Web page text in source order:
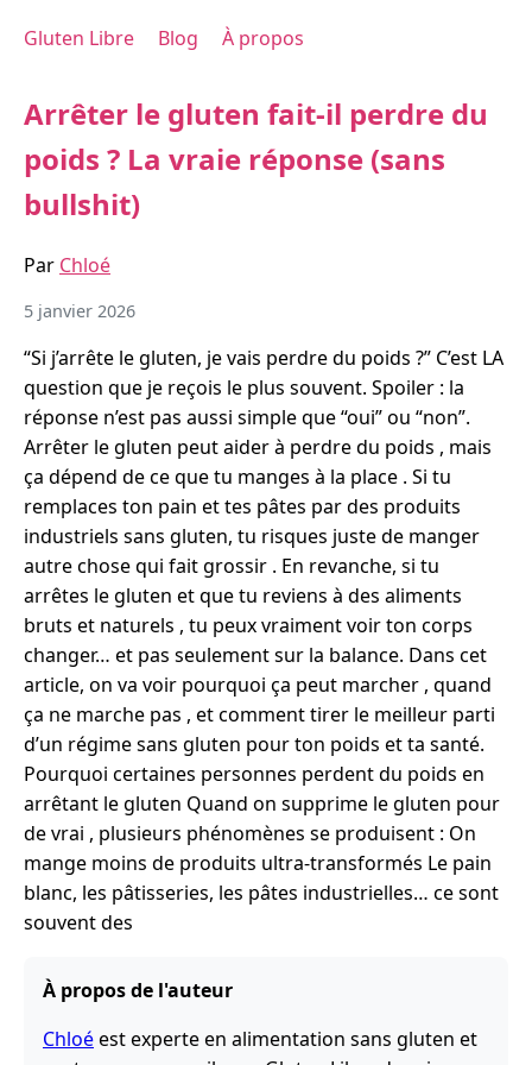
Gluten Libre Blog À propos
Arrêter le gluten fait-il perdre du
poids ? La vraie réponse (sans
bullshit)
Par Chloé
5 janvier 2026
“Si j’arrête le gluten, je vais perdre du poids ?” C’est LA
question que je reçois le plus souvent. Spoiler : la
réponse n’est pas aussi simple que “oui” ou “non”.
Arrêter le gluten peut aider à perdre du poids , mais
ça dépend de ce que tu manges à la place . Si tu
remplaces ton pain et tes pâtes par des produits
industriels sans gluten, tu risques juste de manger
autre chose qui fait grossir . En revanche, si tu
arrêtes le gluten et que tu reviens à des aliments
bruts et naturels , tu peux vraiment voir ton corps
changer… et pas seulement sur la balance. Dans cet
article, on va voir pourquoi ça peut marcher , quand
ça ne marche pas , et comment tirer le meilleur parti
d’un régime sans gluten pour ton poids et ta santé.
Pourquoi certaines personnes perdent du poids en
arrêtant le gluten Quand on supprime le gluten pour
de vrai , plusieurs phénomènes se produisent : On
mange moins de produits ultra-transformés Le pain
blanc, les pâtisseries, les pâtes industrielles… ce sont
souvent des
À propos de l'auteur
Chloéest experte en alimentation sans gluten et